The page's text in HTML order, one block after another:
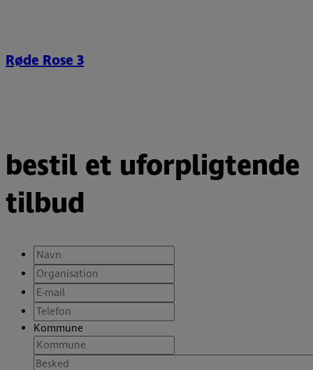
Røde Rose 3
bestil et uforpligtende
tilbud
Navn*
Organisation*
E-
mail*
Telefon*
Kommune
Besked